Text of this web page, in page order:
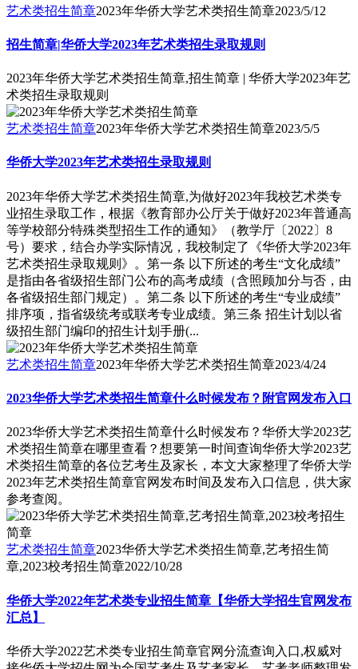
艺术类招生简章2023年华侨大学艺术类招生简章2023/5/12
招生简章|华侨大学2023年艺术类招生录取规则
2023年华侨大学艺术类招生简章,招生简章 | 华侨大学2023年艺
术类招生录取规则
艺术类招生简章2023年华侨大学艺术类招生简章2023/5/5
华侨大学2023年艺术类招生录取规则
2023年华侨大学艺术类招生简章,为做好2023年我校艺术类专
业招生录取工作，根据《教育部办公厅关于做好2023年普通高
等学校部分特殊类型招生工作的通知》（教学厅〔2022〕8
号）要求，结合办学实际情况，我校制定了《华侨大学2023年
艺术类招生录取规则》。第一条 以下所述的考生“文化成绩”
是指由各省级招生部门公布的高考成绩（含照顾加分与否，由
各省级招生部门规定）。第二条 以下所述的考生“专业成绩”
排序项，指省级统考或联考专业成绩。第三条 招生计划以省
级招生部门编印的招生计划手册(...
艺术类招生简章2023年华侨大学艺术类招生简章2023/4/24
2023华侨大学艺术类招生简章什么时候发布？附官网发布入口
2023华侨大学艺术类招生简章什么时候发布？华侨大学2023艺
术类招生简章在哪里查看？想要第一时间查询华侨大学2023艺
术类招生简章的各位艺考生及家长，本文大家整理了华侨大学
2023年艺术类招生简章官网发布时间及发布入口信息，供大家
参考查阅。
艺术类招生简章2023华侨大学艺术类招生简章,艺考招生简
章,2023校考招生简章2022/10/28
华侨大学2022年艺术类专业招生简章【华侨大学招生官网发布
汇总】
华侨大学2022艺术类专业招生简章官网分流查询入口,权威对